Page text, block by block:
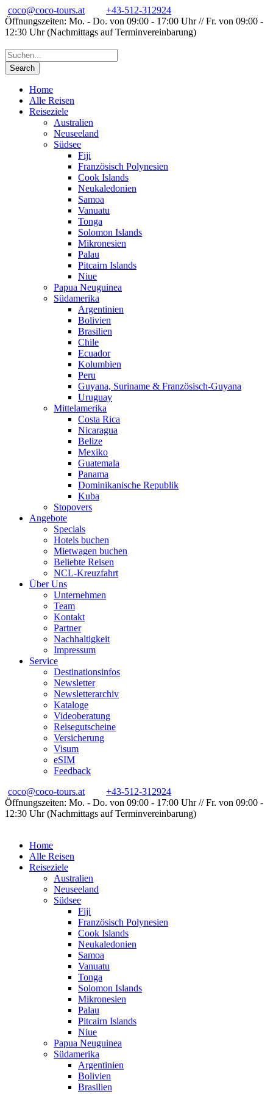
coco@coco-tours.at
+43-512-312924
Öffnungszeiten: Mo. - Do. von 09:00 - 17:00 Uhr // Fr. von 09:00 -
12:30 Uhr (Nachmittags auf Terminvereinbarung)
Home
Alle Reisen
Reiseziele
Australien
Neuseeland
Südsee
Fiji
Französisch Polynesien
Cook Islands
Neukaledonien
Samoa
Vanuatu
Tonga
Solomon Islands
Mikronesien
Palau
Pitcairn Islands
Niue
Papua Neuguinea
Südamerika
Argentinien
Bolivien
Brasilien
Chile
Ecuador
Kolumbien
Peru
Guyana, Suriname & Französisch-Guyana
Uruguay
Mittelamerika
Costa Rica
Nicaragua
Belize
Mexiko
Guatemala
Panama
Dominikanische Republik
Kuba
Stopovers
Angebote
Specials
Hotels buchen
Mietwagen buchen
Beliebte Reisen
NCL-Kreuzfahrt
Über Uns
Unternehmen
Team
Kontakt
Partner
Nachhaltigkeit
Impressum
Service
Destinationsinfos
Newsletter
Newsletterarchiv
Kataloge
Videoberatung
Reisegutscheine
Versicherung
Visum
eSIM
Feedback
coco@coco-tours.at
+43-512-312924
Öffnungszeiten: Mo. - Do. von 09:00 - 17:00 Uhr // Fr. von 09:00 -
12:30 Uhr (Nachmittags auf Terminvereinbarung)
Home
Alle Reisen
Reiseziele
Australien
Neuseeland
Südsee
Fiji
Französisch Polynesien
Cook Islands
Neukaledonien
Samoa
Vanuatu
Tonga
Solomon Islands
Mikronesien
Palau
Pitcairn Islands
Niue
Papua Neuguinea
Südamerika
Argentinien
Bolivien
Brasilien